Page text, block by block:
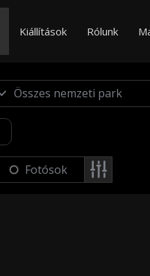
Kiállítások Rólunk
Fotósok